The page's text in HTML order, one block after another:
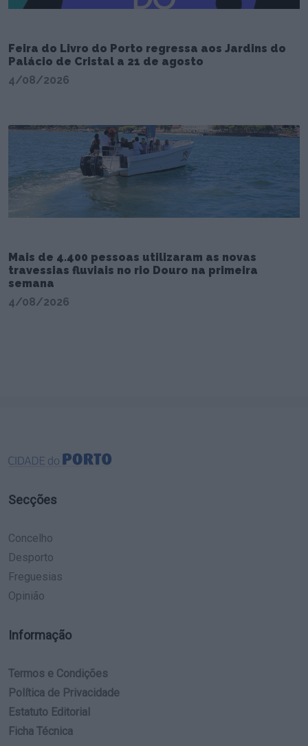
Feira do Livro do Porto regressa aos Jardins do
Palácio de Cristal a 21 de agosto
4/08/2026
Mais de 4.400 pessoas utilizaram as novas
travessias fluviais no rio Douro na primeira
semana
4/08/2026
Secções
Concelho
Desporto
Freguesias
Opinião
Informação
Termos e Condições
Política de Privacidade
Estatuto Editorial
Ficha Técnica